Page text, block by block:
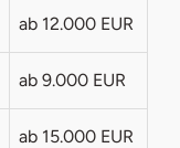
ab 12.000 EUR
ab 9.000 EUR
ab 15.000 EUR